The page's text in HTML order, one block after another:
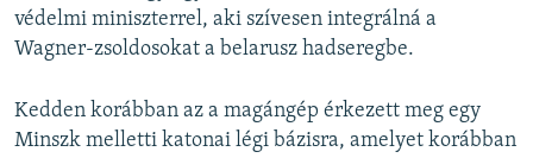
védelmi miniszterrel, aki szívesen integrálná a
Wagner-zsoldosokat a belarusz hadseregbe.
Kedden korábban az a magángép érkezett meg egy
Minszk melletti katonai légi bázisra, amelyet korábban